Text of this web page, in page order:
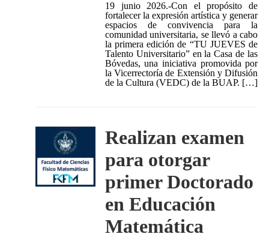
19 junio 2026.-Con el propósito de
fortalecer la expresión artística y generar
espacios de convivencia para la
comunidad universitaria, se llevó a cabo
la primera edición de “TU JUEVES de
Talento Universitario” en la Casa de las
Bóvedas, una iniciativa promovida por
la Vicerrectoría de Extensión y Difusión
de la Cultura (VEDC) de la BUAP. […]
Realizan examen
para otorgar
primer Doctorado
en Educación
Matemática